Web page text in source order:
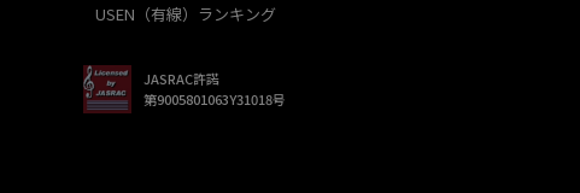
USEN（有線）ランキング
JASRAC許諾
第9005801063Y31018号